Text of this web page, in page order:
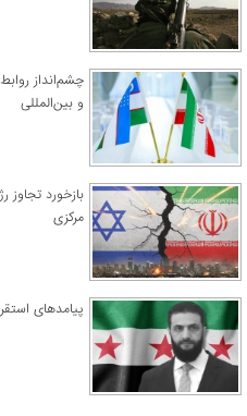
چشم‌انداز
و بین‌المللی
​بازخورد تجاوز
مرکزی
پیامدهای